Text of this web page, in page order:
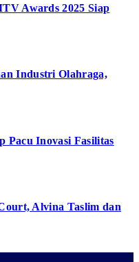
Awards 2025 Siap
Industri Olahraga,
Pacu Inovasi Fasilitas
Alvina Taslim dan